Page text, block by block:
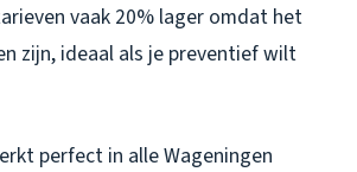
vaak 20% lager omdat het
zijn, ideaal als je preventief wilt
perfect in alle Wageningen